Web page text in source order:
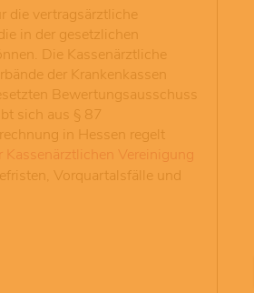
die vertragsärztliche
in der gesetzlichen
Die Kassenärztliche
der Krankenkassen
Bewertungsausschuss
sich aus § 87
in Hessen regelt
Vereinigung
Vorquartalsfälle und